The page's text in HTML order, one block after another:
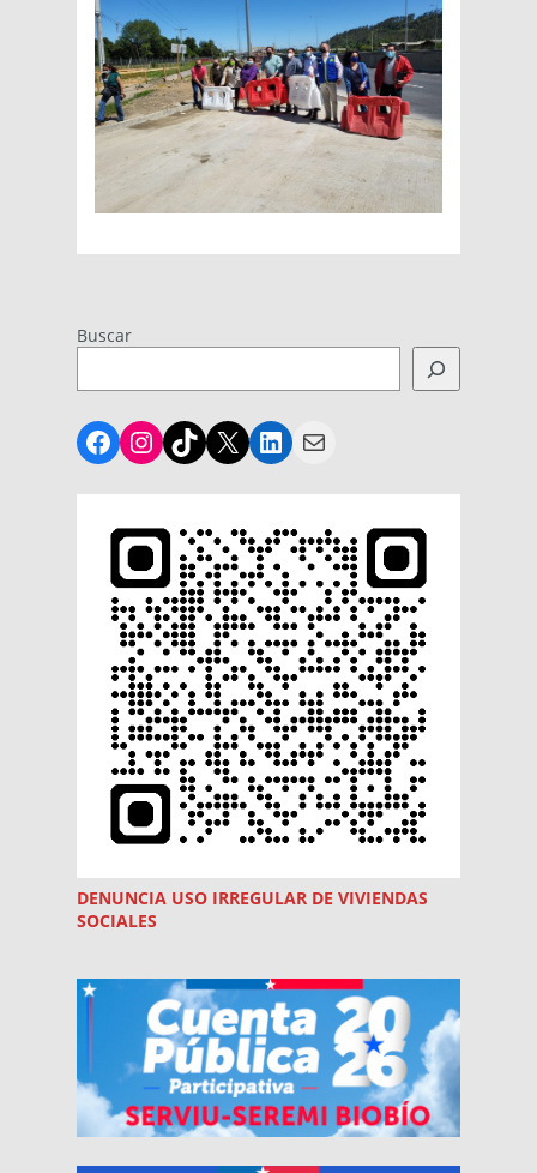
Buscar
Facebook
Instagram
TikTok
X LinkedIn
Mail
DENUNCIA USO IRREGULAR DE VIVIENDAS
SOCIALES